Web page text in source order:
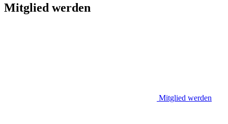
Mitglied werden
Mitglied werden